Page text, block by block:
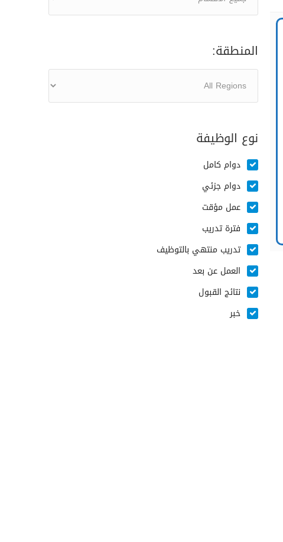
المنطقة:
نوع الوظيفة
دوام كامل
دوام جزئي
عمل مؤقت
فترة تدريب
تدريب منتهي بالتوظيف
العمل عن بعد
نتائج القبول
خبر